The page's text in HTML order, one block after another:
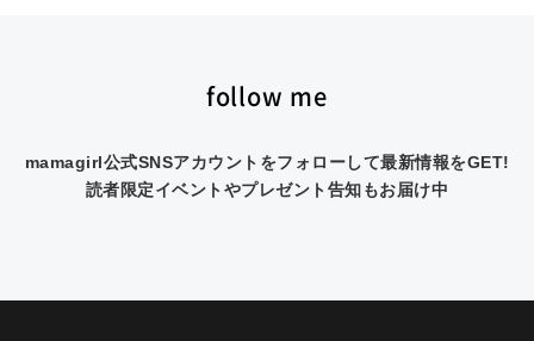
follow me
mamagirl公式SNSアカウントをフォローして最新情報をGET!
読者限定イベントやプレゼント告知もお届け中